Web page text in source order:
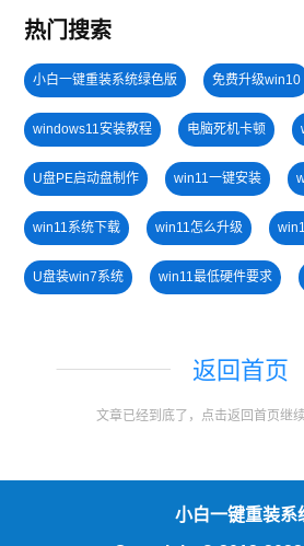
热门搜索
小白一键重装系统绿色版 免费升级win10
windows11安装教程 电脑死机卡顿
U盘PE启动盘制作 win11一键安装
win11系统下载 win11怎么升级
U盘装win7系统 win11最低硬件要求
win7系统安装教程 电脑无法开机重装系统
电脑开不了机怎么重装系统 win11怎么退
返回首页
文章已经到底了，点击返回首页继
小白一键重装系